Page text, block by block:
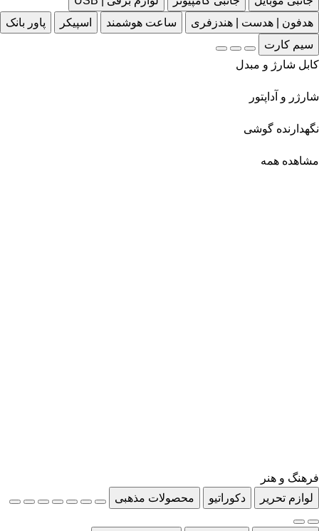
هدفون | هدست | هندزفری
ساعت هوشمند اسپیکر
پاور بانک
سیم کارت
کابل شارژ و مبدل
شارژر و آداپتور
نگهدارنده گوشی
مشاهده همه
فرهنگ و هنر
لوازم تحریر
دکوراتیو محصولات مذهبی